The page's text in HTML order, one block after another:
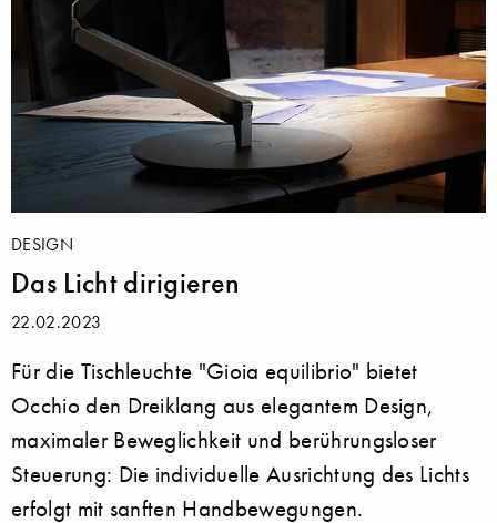
DESIGN
Das Licht dirigieren
22.02.2023
Für die Tischleuchte "Gioia equilibrio" bietet
Occhio den Dreiklang aus elegantem Design,
maximaler Beweglichkeit und berührungsloser
Steuerung: Die individuelle Ausrichtung des Lichts
erfolgt mit sanften Handbewegungen.